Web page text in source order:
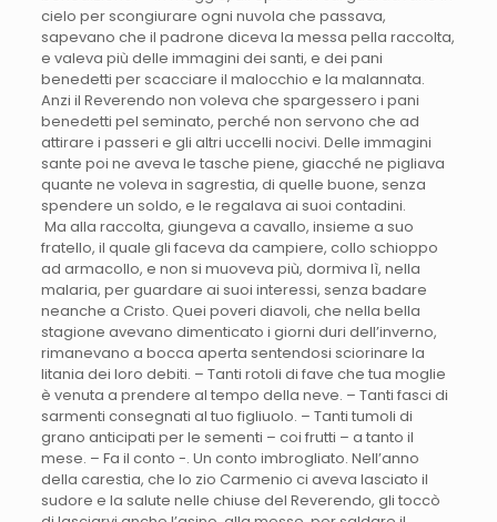
cielo per scongiurare ogni nuvola che passava,
sapevano che il padrone diceva la messa pella raccolta,
e valeva più delle immagini dei santi, e dei pani
benedetti per scacciare il malocchio e la malannata.
Anzi il Reverendo non voleva che spargessero i pani
benedetti pel seminato, perché non servono che ad
attirare i passeri e gli altri uccelli nocivi. Delle immagini
sante poi ne aveva le tasche piene, giacché ne pigliava
quante ne voleva in sagrestia, di quelle buone, senza
spendere un soldo, e le regalava ai suoi contadini.
Ma alla raccolta, giungeva a cavallo, insieme a suo
fratello, il quale gli faceva da campiere, collo schioppo
ad armacollo, e non si muoveva più, dormiva lì, nella
malaria, per guardare ai suoi interessi, senza badare
neanche a Cristo. Quei poveri diavoli, che nella bella
stagione avevano dimenticato i giorni duri dell’inverno,
rimanevano a bocca aperta sentendosi sciorinare la
litania dei loro debiti. – Tanti rotoli di fave che tua moglie
è venuta a prendere al tempo della neve. – Tanti fasci di
sarmenti consegnati al tuo figliuolo. – Tanti tumoli di
grano anticipati per le sementi – coi frutti – a tanto il
mese. – Fa il conto -. Un conto imbrogliato. Nell’anno
della carestia, che lo zio Carmenio ci aveva lasciato il
sudore e la salute nelle chiuse del Reverendo, gli toccò